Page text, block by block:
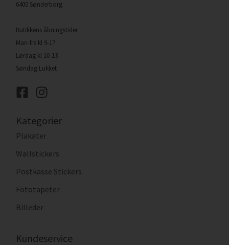
6400 Sønderborg
Butikkens åbningstider
Man-fre kl 9-17
Lørdag kl 10-13
Søndag Lukket
Kategorier
Plakater
Wallstickers
Postkasse Stickers
Fototapeter
Billeder
Kundeservice